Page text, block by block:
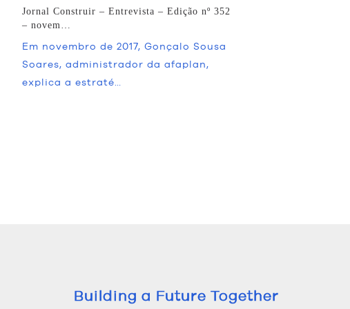
Jornal Construir – Entrevista – Edição nº 352
– novem…
Em novembro de 2017, Gonçalo Sousa
Soares, administrador da afaplan,
explica a estraté…
Building a Future Together